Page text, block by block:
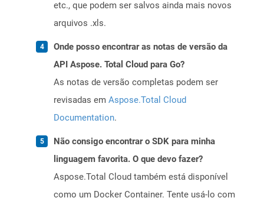
etc., que podem ser salvos ainda mais novos
arquivos .xls.
Onde posso encontrar as notas de versão da
API Aspose. Total Cloud para Go?
As notas de versão completas podem ser
revisadas em Aspose.Total Cloud
Documentation.
Não consigo encontrar o SDK para minha
linguagem favorita. O que devo fazer?
Aspose.Total Cloud também está disponível
como um Docker Container. Tente usá-lo com